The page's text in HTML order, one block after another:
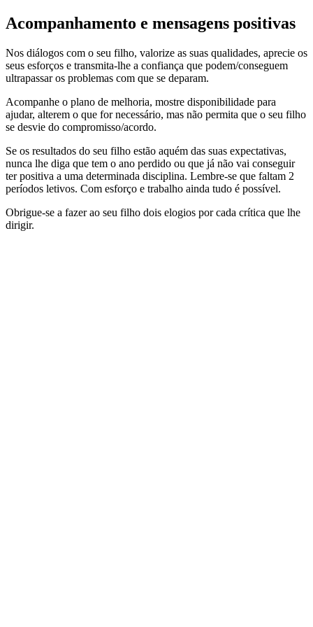
Acompanhamento e mensagens positivas
Nos diálogos com o seu filho, valorize as suas qualidades, aprecie os
seus esforços e transmita-lhe a confiança que podem/conseguem
ultrapassar os problemas com que se deparam.
Acompanhe o plano de melhoria, mostre disponibilidade para
ajudar, alterem o que for necessário, mas não permita que o seu filho
se desvie do compromisso/acordo.
Se os resultados do seu filho estão aquém das suas expectativas,
nunca lhe diga que tem o ano perdido ou que já não vai conseguir
ter positiva a uma determinada disciplina. Lembre-se que faltam 2
períodos letivos. Com esforço e trabalho ainda tudo é possível.
Obrigue-se a fazer ao seu filho dois elogios por cada crítica que lhe
dirigir.